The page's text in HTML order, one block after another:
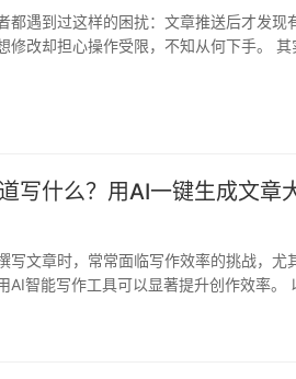
都遇到过这样的困扰：文章推送后才发现
修改却担心操作受限，不知从何下手。
写什么？用AI一键生成文章
写文章时，常常面临写作效率的挑战，尤
AI智能写作工具可以显著提升创作效率。